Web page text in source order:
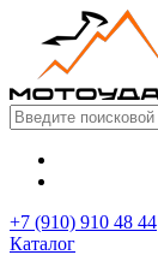
+7 (910) 910 48 44
Каталог